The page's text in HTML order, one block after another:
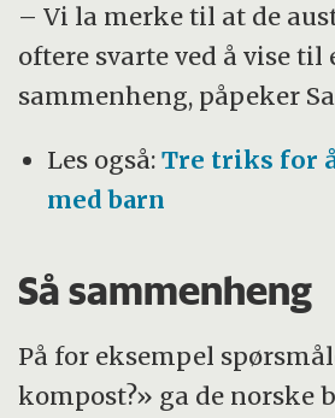
– Vi la merke til at de
oftere svarte ved å vise til
sammenheng, påpeker
Les også:Tre triks for
med barn
Så sammenheng
På for eksempel
kompost?» ga de norske